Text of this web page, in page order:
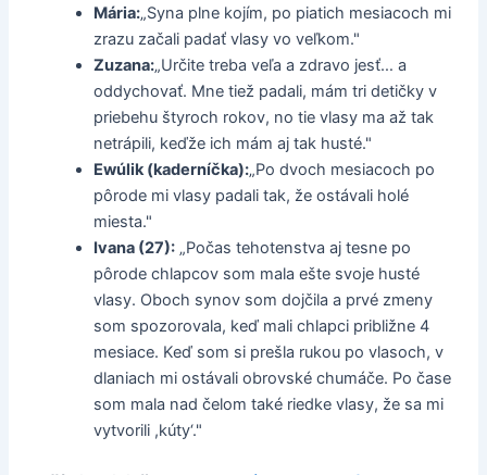
Mária:„Syna plne kojím, po piatich mesiacoch mi
zrazu začali padať vlasy vo veľkom."
Zuzana:„Určite treba veľa a zdravo jesť… a
oddychovať. Mne tiež padali, mám tri detičky v
priebehu štyroch rokov, no tie vlasy ma až tak
netrápili, keďže ich mám aj tak husté."
Ewúlik (kaderníčka):„Po dvoch mesiacoch po
pôrode mi vlasy padali tak, že ostávali holé
miesta."
Ivana (27): „Počas tehotenstva aj tesne po
pôrode chlapcov som mala ešte svoje husté
vlasy. Oboch synov som dojčila a prvé zmeny
som spozorovala, keď mali chlapci približne 4
mesiace. Keď som si prešla rukou po vlasoch, v
dlaniach mi ostávali obrovské chumáče. Po čase
som mala nad čelom také riedke vlasy, že sa mi
vytvorili ,kúty‘."